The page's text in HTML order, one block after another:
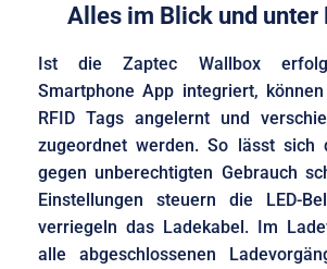
Alles im Blick und unter
Ist die Zaptec Wallbox
Smartphone App integriert,
RFID Tags angelernt und
zugeordnet werden. So lässt sich
gegen unberechtigten Gebrauch
Einstellungen steuern die LED-
verriegeln das Ladekabel. Im
alle abgeschlossenen